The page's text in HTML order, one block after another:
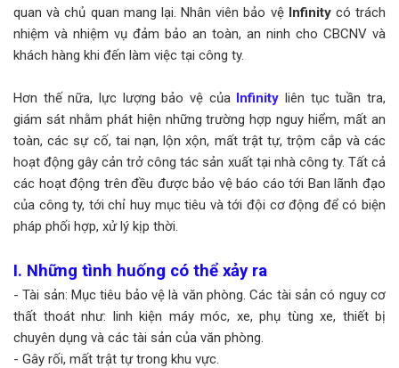
quan và chủ quan mang lại. Nhân viên bảo vệ Infinitycó trách
nhiệm và nhiệm vụ đảm bảo an toàn, an ninh cho CBCNV và
khách hàng khi đến làm việc tại công ty.
Hơn thế nữa, lực lượng bảo vệ của Infinity liên tục tuần tra,
giám sát nhằm phát hiện những trường hợp nguy hiểm, mất an
toàn, các sự cố, tai nạn, lộn xộn, mất trật tự, trộm cắp và các
hoạt động gây cản trở công tác sản xuất tại nhà công ty. Tất cả
các hoạt động trên đều được bảo vệ báo cáo tới Ban lãnh đạo
của công ty, tới chỉ huy mục tiêu và tới đội cơ động để có biện
pháp phối hợp, xử lý kịp thời.
I. Những tình huống có thể xảy ra
- Tài sản: Mục tiêu bảo vệ là văn phòng. Các tài sản có nguy cơ
thất thoát như: linh kiện máy móc, xe, phụ tùng xe, thiết bị
chuyên dụng và các tài sản của văn phòng.
- Gây rối, mất trật tự trong khu vực.